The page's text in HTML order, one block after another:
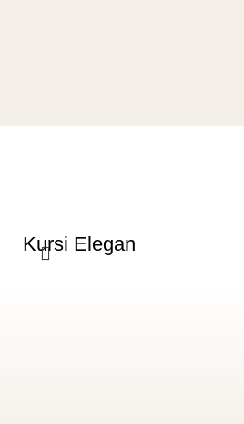
Kursi Elegan